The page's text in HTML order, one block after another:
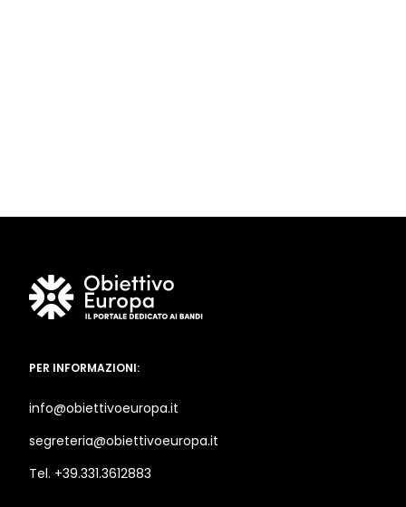
PER INFORMAZIONI:
info@obiettivoeuropa.it
segreteria@obiettivoeuropa.it
Tel. +39.331.3612883